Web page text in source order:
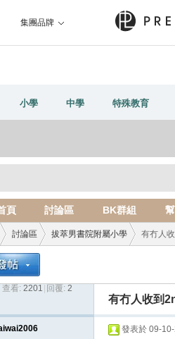
集團品牌
小學 中學 特殊教育
頁 討論區 BK群組
討論區
›
拔萃男書院附屬小學
›
有冇人
查看: 2201 回覆: 2
有冇人收到
發表於 09-